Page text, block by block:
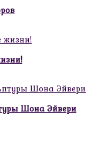
Шона Эйвери